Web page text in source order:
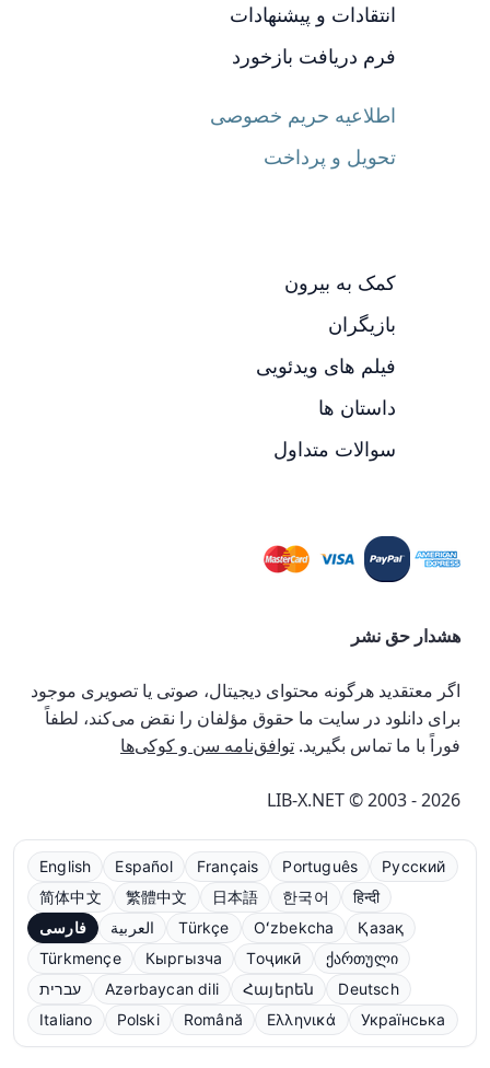
انتقادات و پیشنهادات
فرم دریافت بازخورد
اطلاعیه حریم خصوصی
تحویل و پرداخت
کمک به بیرون
بازیگران
فیلم های ویدئویی
داستان ها
سوالات متداول
هشدار حق نشر
اگر معتقدید هرگونه محتوای دیجیتال، صوتی یا تصویری موجود
برای دانلود در سایت ما حقوق مؤلفان را نقض می‌کند، لطفاً
فوراً با ما تماس بگیرید. توافق‌نامه سن و کوکی‌ها
LIB-X.NET © 2003 - 2026
English Español Français Português
Русский
简体中文
繁體中文 日本語 한국어
हिन्दी
فارسی
العربية Türkçe Oʻzbekcha
Қазақ
Türkmençe
Кыргызча Тоҷикӣ
ქართული
עברית
Azərbaycan dili Հայերեն
Deutsch
Italiano
Polski Română Ελληνικά Українська